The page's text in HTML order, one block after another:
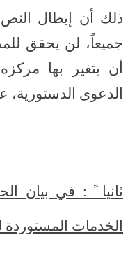
ذلك أن إبطال
جميعاً، لن يحقق
أن يتغير بها
الدعوى الدستورية،
ثانيا ً : في بيان
الخدمات المستوردة